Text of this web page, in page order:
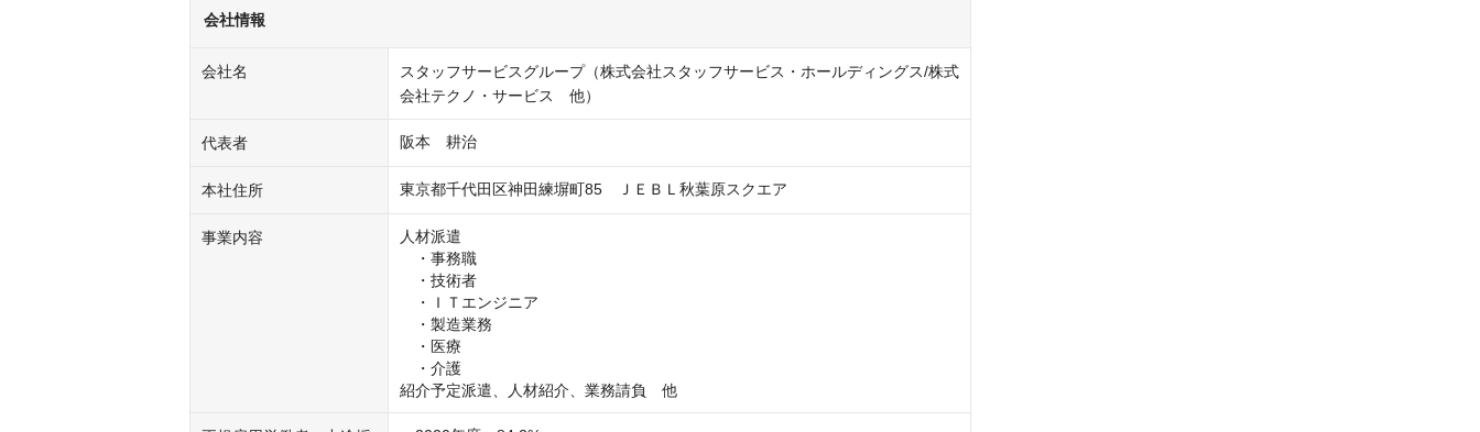
会社情報
会社名
スタッフサービスグループ（株式会社スタッフサービス・ホールディングス/株式
会社テクノ・サービス 他）
代表者 阪本　耕治
本社住所 東京都千代田区神田練塀町85　ＪＥＢＬ秋葉原スクエア
事業内容
人材派遣
・事務職
・技術者
・ＩＴエンジニア
・製造業務
・医療
・介護
紹介予定派遣、人材紹介、業務請負　他